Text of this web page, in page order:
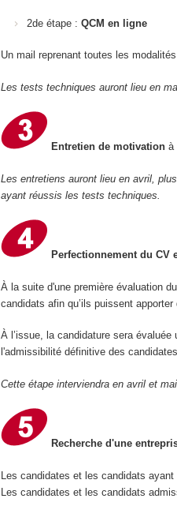
2de étape : QCM en ligne
Un mail reprenant toutes les
Les tests techniques auront lieu en
Entretien de motivationà
Les entretiens auront lieu en avril,
ayant réussis les tests techniques.
Perfectionnement du
À la suite d'une première évaluation
candidats afin qu’ils puissent
À l’issue, la candidature sera
l'admissibilité définitive des
Cette étape interviendra en avril et
Recherche d'une
Les candidates et les candidats
Les candidates et les candidats